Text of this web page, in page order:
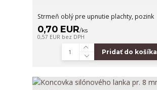
Strmeň oblý pre upnutie plachty, pozink
0,70 EUR/ks
0,57 EUR bez DPH
Pridať do košíka